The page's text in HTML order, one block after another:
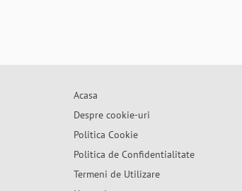
Acasa
Despre cookie-uri
Politica Cookie
Politica de Confidentialitate
Termeni de Utilizare